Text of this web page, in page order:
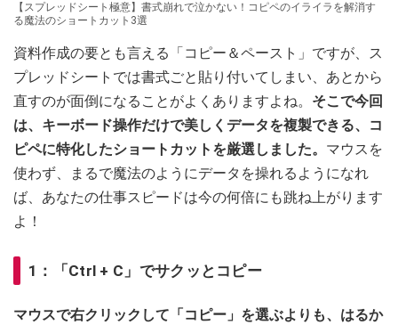
【スプレッドシート極意】書式崩れで泣かない！コピペのイライラを解消す
る魔法のショートカット3選
資料作成の要とも言える「コピー＆ペースト」ですが、ス
プレッドシートでは書式ごと貼り付いてしまい、あとから
直すのが面倒になることがよくありますよね。 そこで今回
は、キーボード操作だけで美しくデータを複製できる、コ
ピペに特化したショートカットを厳選しました。 マウスを
使わず、まるで魔法のようにデータを操れるようになれ
ば、あなたの仕事スピードは今の何倍にも跳ね上がります
よ！
1：「Ctrl + C」でサクッとコピー
マウスで右クリックして「コピー」を選ぶよりも、はるか